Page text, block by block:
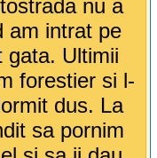
nu a
am intrat pe
gata. Ultimii
forestier si l-
dus. La
sa pornim